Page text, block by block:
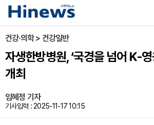
건강·의학 > 건강일반
자생한방병원, ‘국경을 넘어 K-
개최
임혜정 기자
기사입력 : 2025-11-17 10:15